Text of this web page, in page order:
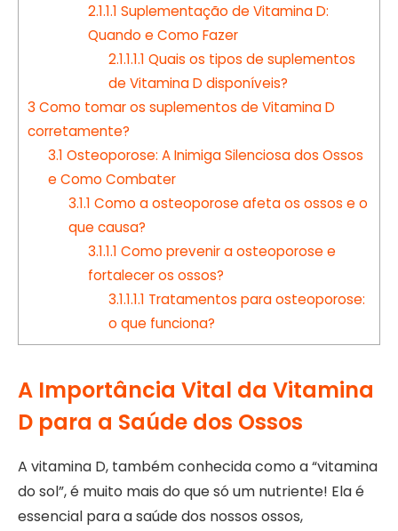
2.1.1.1 Suplementação de Vitamina D:
Quando e Como Fazer
2.1.1.1.1 Quais os tipos de suplementos
de Vitamina D disponíveis?
3 Como tomar os suplementos de Vitamina D
corretamente?
3.1 Osteoporose: A Inimiga Silenciosa dos Ossos
e Como Combater
3.1.1 Como a osteoporose afeta os ossos e o
que causa?
3.1.1.1 Como prevenir a osteoporose e
fortalecer os ossos?
3.1.1.1.1 Tratamentos para osteoporose:
o que funciona?
A Importância Vital da Vitamina
D para a Saúde dos Ossos
A vitamina D, também conhecida como a “vitamina
do sol”, é muito mais do que só um nutriente! Ela é
essencial para a saúde dos nossos ossos,